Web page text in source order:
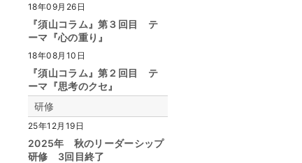
18年09月26日
『須山コラム』第３回目 テ
ーマ『心の重り』
18年08月10日
『須山コラム』第２回目 テ
ーマ『思考のクセ』
研修
25年12月19日
2025年 秋のリーダーシップ
研修 3回目終了